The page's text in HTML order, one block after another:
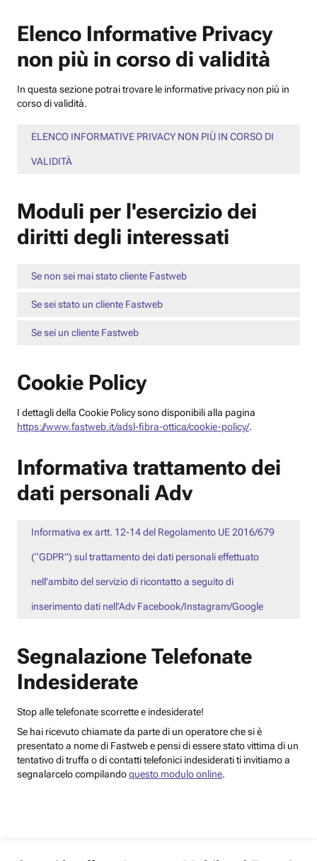
Elenco Informative Privacy
non più in corso di validità
In questa sezione potrai trovare le informative privacy non più in
corso di validità.
ELENCO INFORMATIVE PRIVACY NON PIÙ IN CORSO DI
VALIDITÀ
Moduli per l'esercizio dei
diritti degli interessati
Se non sei mai stato cliente Fastweb
Se sei stato un cliente Fastweb
Se sei un cliente Fastweb
Cookie Policy
I dettagli della Cookie Policy sono disponibili alla pagina
https://www.fastweb.it/adsl-fibra-ottica/cookie-policy/.
Informativa trattamento dei
dati personali Adv
Informativa ex artt. 12-14 del Regolamento UE 2016/679
(“GDPR”) sul trattamento dei dati personali effettuato
nell’ambito del servizio di ricontatto a seguito di
inserimento dati nell’Adv Facebook/Instagram/Google
Segnalazione Telefonate
Indesiderate
Stop alle telefonate scorrette e indesiderate!
Se hai ricevuto chiamate da parte di un operatore che si è
presentato a nome di Fastweb e pensi di essere stato vittima di un
tentativo di truffa o di contatti telefonici indesiderati ti invitiamo a
segnalarcelo compilandoquesto modulo online.